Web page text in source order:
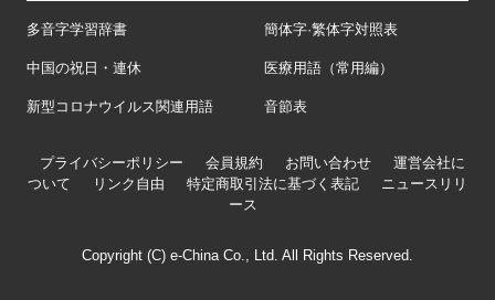
多音字学習辞書 簡体字·繁体字対照表
中国の祝日・連休 医療用語（常用編）
新型コロナウイルス関連用語 音節表
プライバシーポリシー 会員規約 お問い合わせ
運営会社に
ついて
リンク自由 特定商取引法に基づく表記
ニュースリリ
ース
Copyright (C) e-China Co., Ltd. All Rights Reserved.